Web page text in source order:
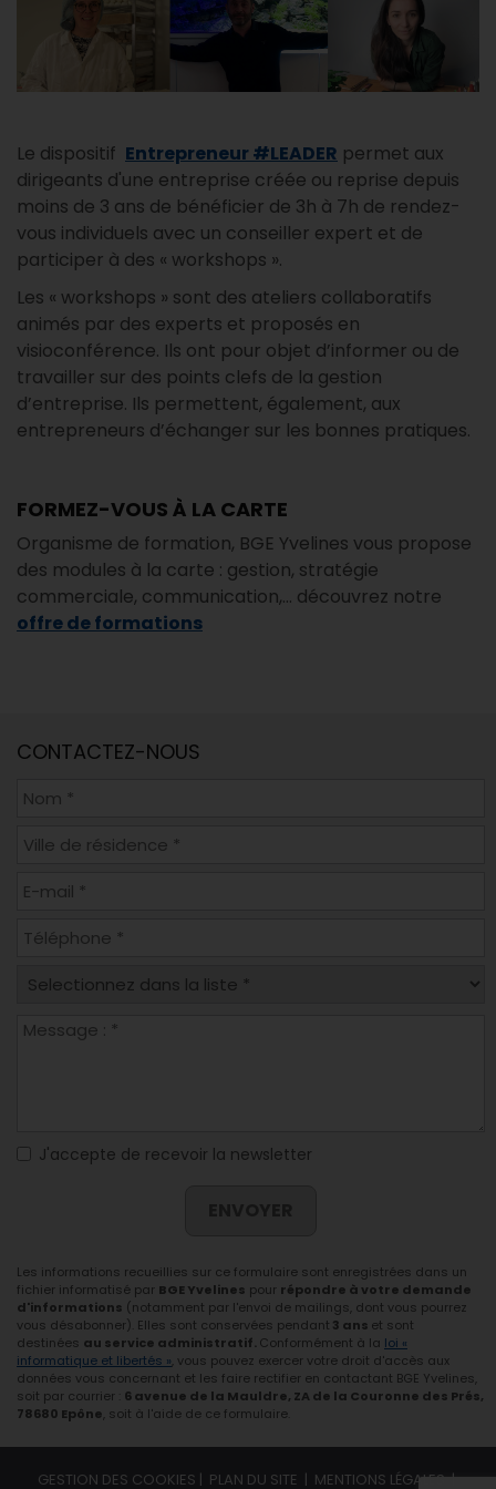
Le dispositif Entrepreneur #LEADER permet aux
dirigeants d'une entreprise créée ou reprise depuis
moins de 3 ans de bénéficier de 3h à 7h de rendez-
vous individuels avec un conseiller expert et de
participer à des « workshops ».
Les « workshops » sont des ateliers collaboratifs
animés par des experts et proposés en
visioconférence. Ils ont pour objet d’informer ou de
travailler sur des points clefs de la gestion
d’entreprise. Ils permettent, également, aux
entrepreneurs d’échanger sur les bonnes pratiques.
FORMEZ-VOUS À LA CARTE
Organisme de formation, BGE Yvelines vous propose
des modules à la carte : gestion, stratégie
commerciale, communication,... découvrez notre
offre de formations
CONTACTEZ-NOUS
J'accepte de recevoir la newsletter
Les informations recueillies sur ce formulaire sont enregistrées dans un
fichier informatisé par BGE Yvelines pour répondre à votre demande
d'informations (notamment par l'envoi de mailings, dont vous pourrez
vous désabonner). Elles sont conservées pendant 3 ans et sont
destinées au service administratif. Conformément à la loi «
informatique et libertés » , vous pouvez exercer votre droit d'accès aux
données vous concernant et les faire rectifier en contactant BGE Yvelines,
soit par courrier :
6 avenue de la Mauldre, ZA de la Couronne des Prés,
78680 Epône , soit à l'aide de ce formulaire.
GESTION DES COOKIES | PLAN DU SITE | MENTIONS LÉGALES|